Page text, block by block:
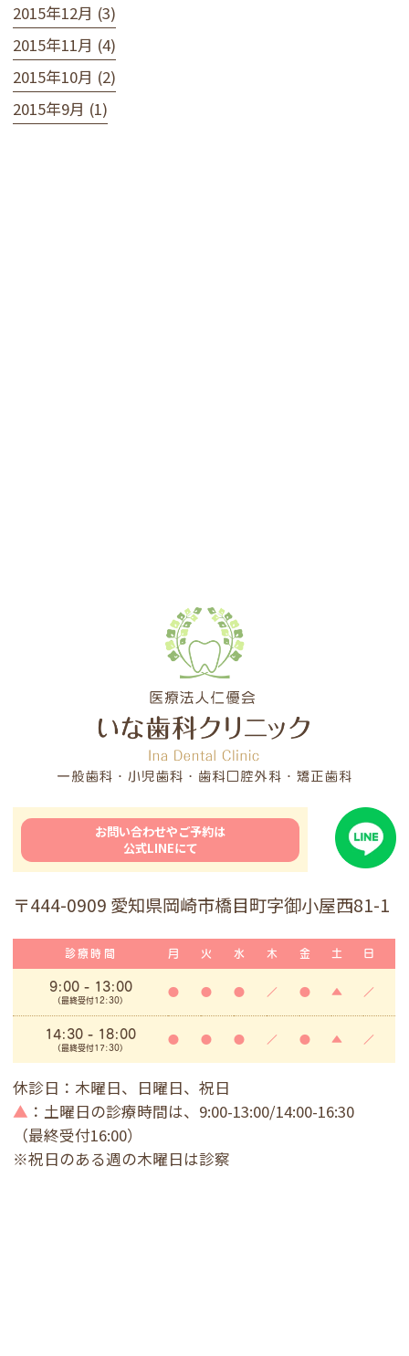
2015年12月 (3)
2015年11月 (4)
2015年10月 (2)
2015年9月 (1)
お問い合わせやご予約は
公式LINEにて
〒444-0909 愛知県岡崎市橋目町字御小屋西81-1
診療時間 月 火 水 木 金 土 日
9:00- 13:00
(最終受付12:30)
● ● ● ／ ● ▲ ／
14:30 - 18:00
(最終受付17:30)
● ● ● ／ ● ▲ ／
休診日：木曜日、日曜日、祝日
▲ ：土曜日の診療時間は、9:00-13:00/14:00-16:30
（最終受付16:00）
※祝日のある週の木曜日は診察